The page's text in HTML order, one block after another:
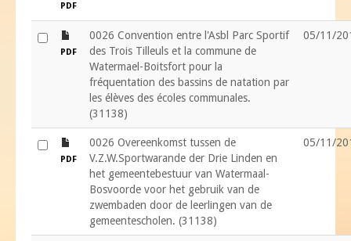
PDF
PDF
0026 Convention entre l'Asbl Parc Sportif
des Trois Tilleuls et la commune de
Watermael-Boitsfort pour la
fréquentation des bassins de natation par
les élèves des écoles communales.
(31138)
05/11/
PDF
0026 Overeenkomst tussen de
V.Z.W.Sportwarande der Drie Linden en
het gemeentebestuur van Watermaal-
Bosvoorde voor het gebruik van de
zwembaden door de leerlingen van de
gemeentescholen. (31138)
05/11/